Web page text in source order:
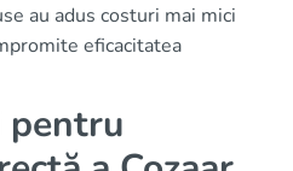
au adus costuri mai mici
eficacitatea
pentru